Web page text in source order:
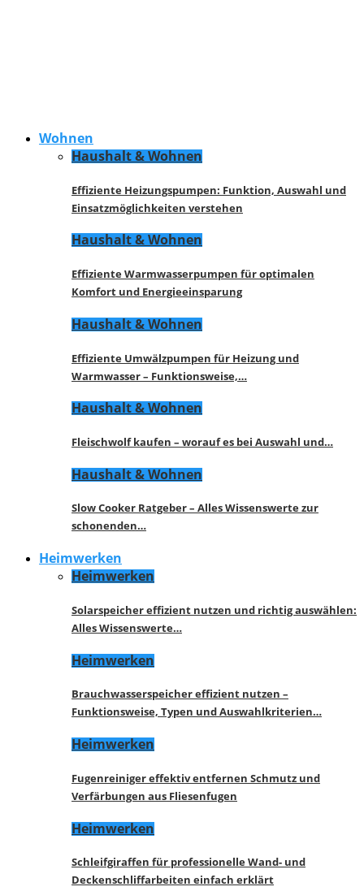
Wohnen
Haushalt & Wohnen
Effiziente Heizungspumpen: Funktion, Auswahl und
Einsatzmöglichkeiten verstehen
Haushalt & Wohnen
Effiziente Warmwasserpumpen für optimalen
Komfort und Energieeinsparung
Haushalt & Wohnen
Effiziente Umwälzpumpen für Heizung und
Warmwasser – Funktionsweise,…
Haushalt & Wohnen
Fleischwolf kaufen – worauf es bei Auswahl und…
Haushalt & Wohnen
Slow Cooker Ratgeber – Alles Wissenswerte zur
schonenden…
Heimwerken
Heimwerken
Solarspeicher effizient nutzen und richtig auswählen:
Alles Wissenswerte…
Heimwerken
Brauchwasserspeicher effizient nutzen –
Funktionsweise, Typen und Auswahlkriterien…
Heimwerken
Fugenreiniger effektiv entfernen Schmutz und
Verfärbungen aus Fliesenfugen
Heimwerken
Schleifgiraffen für professionelle Wand- und
Deckenschliffarbeiten einfach erklärt